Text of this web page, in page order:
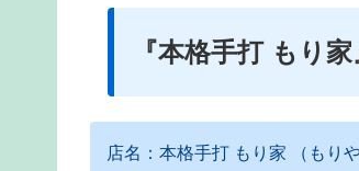
『本格手打 もり
店名：本格手打 もり家 （もりや